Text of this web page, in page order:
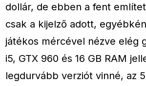
dollár, de ebben a fent
csak a kijelző adott,
játékos mércével nézve elég
i5, GTX 960 és 16 GB RAM
legdurvább verziót vinné, az